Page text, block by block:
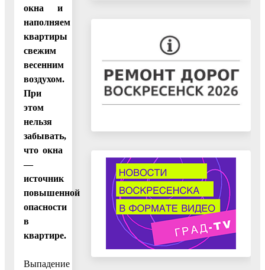
окна и
наполняем
квартиры
свежим
весенним
воздухом.
При
этом
нельзя
забывать,
что окна
—
источник
повышенной
опасности
в
квартире.
Выпадение